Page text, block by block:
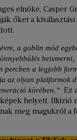
elnöke, Casper
őket a
a goblin mód
percben a legjobb
az olyan platformok
körében.” Ez
helyett. Illúzió
meg magukról a